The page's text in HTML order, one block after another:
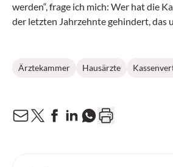
werden“, frage ich mich: Wer hat die
der letzten Jahrzehnte gehindert, das
Ärztekammer Hausärzte